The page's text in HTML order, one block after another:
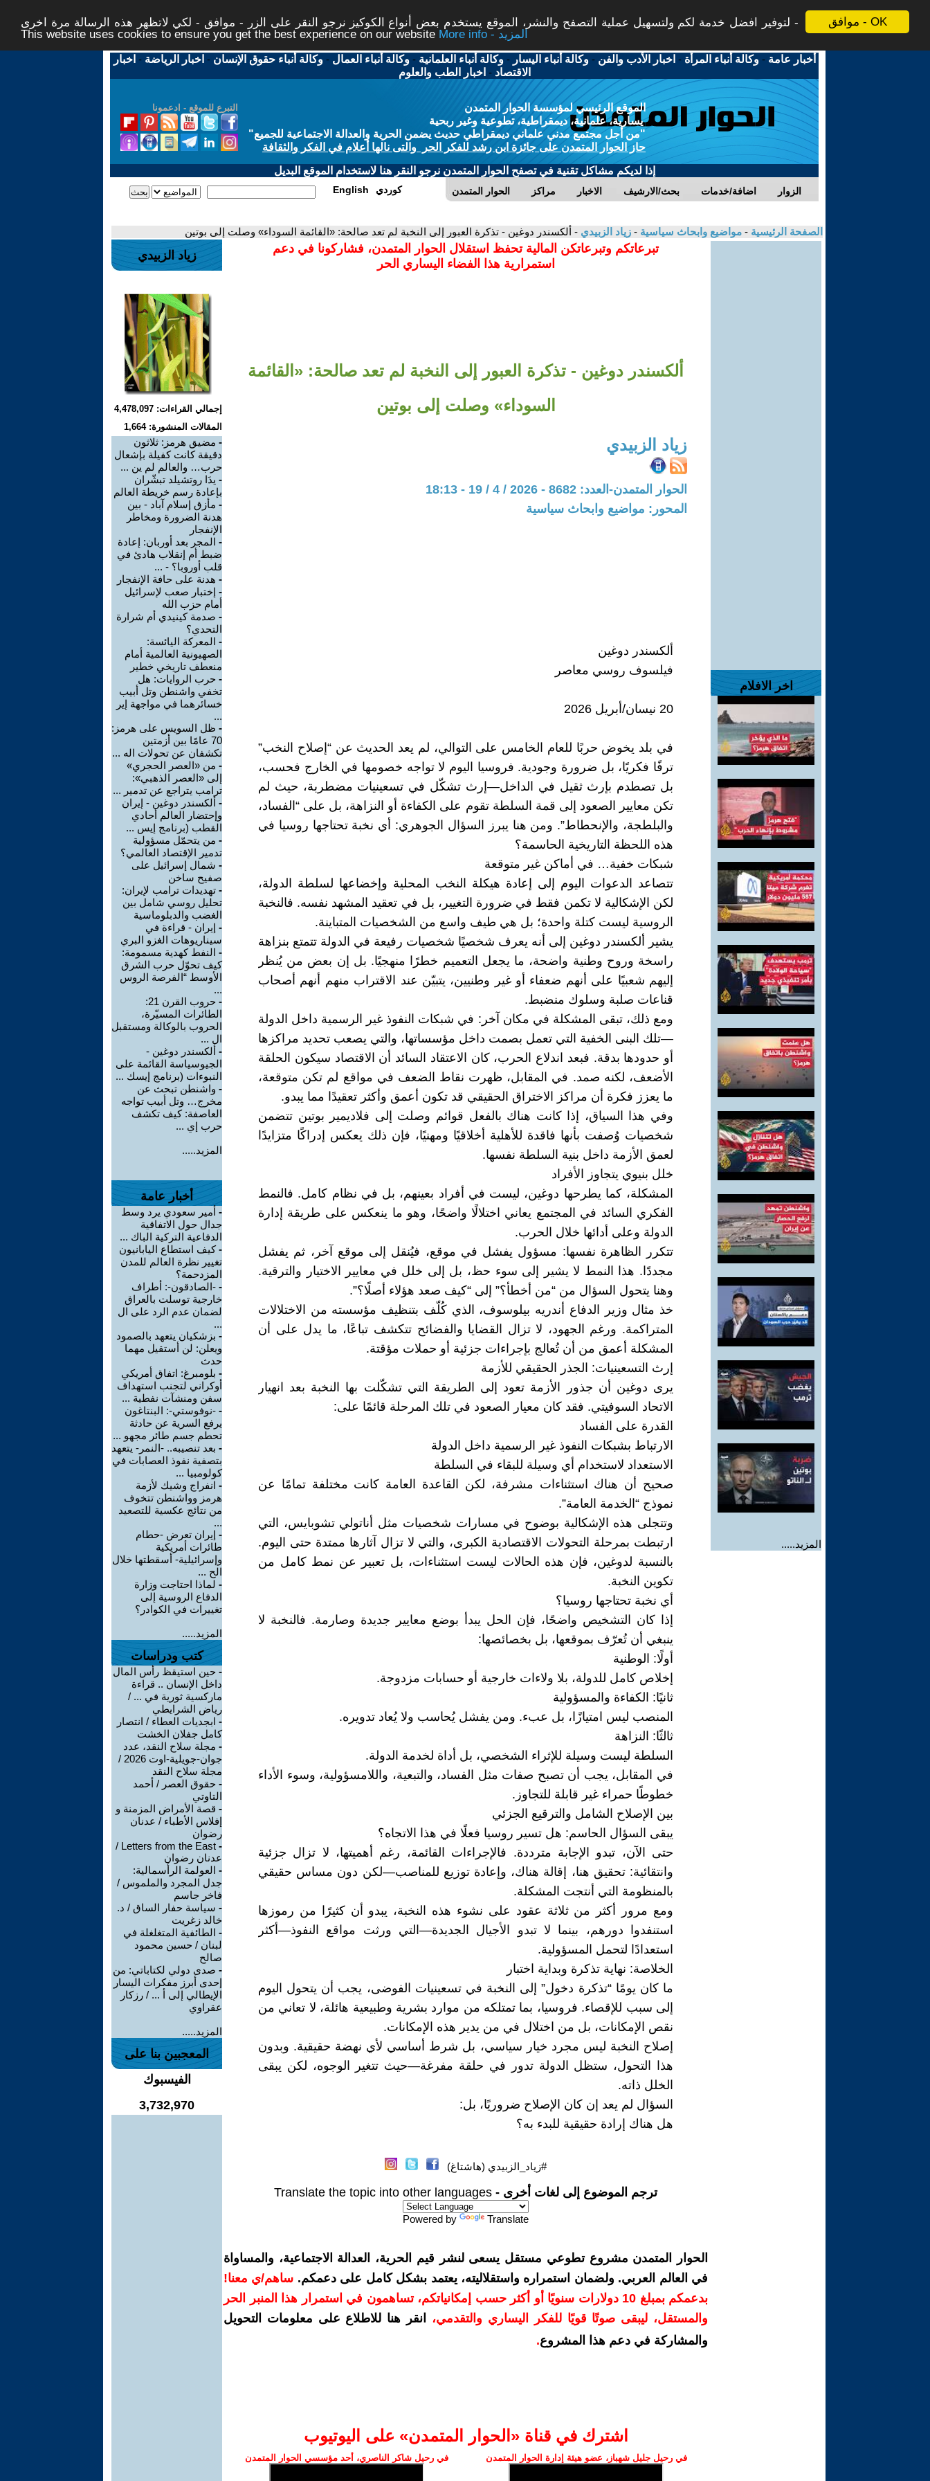
موافق - OK
لتوفير افضل خدمة لكم ولتسهيل عملية التصفح والنشر، الموقع يستخدم بعض أنواع الكوكيز نرجو النقر على الزر - موافق - لكي لاتظهر هذه الرسالة مرة اخرى -
This website uses cookies to ensure you get the best experience on our website
More info - المزيد
أخبار عامة -وكالة أنباء المرأة - اخبار الأدب والفن -وكالة أنباء اليسار -وكالة أنباء العلمانية -وكالة أنباء العمال -وكالة أنباء حقوق الإنسان - اخبار الرياضة - اخبار
الاقتصاد - اخبار الطب والعلوم
التبرع للموقع - ادعمونا
الموقع الرئيسي لمؤسسة الحوار المتمدن
يسارية، علمانية، ديمقراطية، تطوعية وغير ربحية
"من أجل مجتمع مدني علماني ديمقراطي حديث يضمن الحرية والعدالة الاجتماعية للجميع"
حاز الحوار المتمدن على جائزة ابن رشد للفكر الحر والتى نالها أعلام في الفكر والثقافة
إذا لديكم مشاكل تقنية في تصفح الحوار المتمدن نرجو النقر هنا لاستخدام الموقع البديل
الحوار المتمدن مراكز الاخبار بحث/الارشيف اضافة/خدمات الزوار English كوردي
الصفحة الرئيسية - مواضيع وابحاث سياسية - زياد الزبيدي - ألكسندر دوغين - تذكرة العبور إلى النخبة لم تعد صالحة: «القائمة السوداء» وصلت إلى بوتين
اخر الافلام
المزيد.....
تبرعاتكم وتبرعاتكن المالية تحفظ استقلال الحوار المتمدن، فشاركونا في دعم
استمرارية هذا الفضاء اليساري الحر
ألكسندر دوغين - تذكرة العبور إلى النخبة لم تعد صالحة: «القائمة
السوداء» وصلت إلى بوتين
زياد الزبيدي
الحوار المتمدن-العدد: 8682 - 2026 / 4 / 19 - 18:13
المحور: مواضيع وابحاث سياسية
ألكسندر دوغين
فيلسوف روسي معاصر
20 نيسان/أبريل 2026
في بلد يخوض حربًا للعام الخامس على التوالي، لم يعد الحديث عن “إصلاح النخب”
ترفًا فكريًا، بل ضرورة وجودية. فروسيا اليوم لا تواجه خصومها في الخارج فحسب،
بل تصطدم بإرث ثقيل في الداخل—إرث تشكّل في تسعينيات مضطربة، حيث لم
تكن معايير الصعود إلى قمة السلطة تقوم على الكفاءة أو النزاهة، بل على “الفساد،
والبلطجة، والإنحطاط”. ومن هنا يبرز السؤال الجوهري: أي نخبة تحتاجها روسيا في
هذه اللحظة التاريخية الحاسمة؟
شبكات خفية… في أماكن غير متوقعة
تتصاعد الدعوات اليوم إلى إعادة هيكلة النخب المحلية وإخضاعها لسلطة الدولة،
لكن الإشكالية لا تكمن فقط في ضرورة التغيير، بل في تعقيد المشهد نفسه. فالنخبة
الروسية ليست كتلة واحدة؛ بل هي طيف واسع من الشخصيات المتباينة.
يشير ألكسندر دوغين إلى أنه يعرف شخصيًا شخصيات رفيعة في الدولة تتمتع بنزاهة
راسخة وروح وطنية واضحة، ما يجعل التعميم خطرًا منهجيًا. بل إن بعض من يُنظر
إليهم شعبيًا على أنهم ضعفاء أو غير وطنيين، يتبيّن عند الاقتراب منهم أنهم أصحاب
قناعات صلبة وسلوك منضبط.
ومع ذلك، تبقى المشكلة في مكان آخر: في شبكات النفوذ غير الرسمية داخل الدولة
—تلك البنى الخفية التي تعمل بصمت داخل مؤسساتها، والتي يصعب تحديد مراكزها
أو حدودها بدقة. فبعد اندلاع الحرب، كان الاعتقاد السائد أن الاقتصاد سيكون الحلقة
الأضعف، لكنه صمد. في المقابل، ظهرت نقاط الضعف في مواقع لم تكن متوقعة،
ما يعزز فكرة أن مراكز الاختراق الحقيقي قد تكون أعمق وأكثر تعقيدًا مما يبدو.
وفي هذا السياق، إذا كانت هناك بالفعل قوائم وصلت إلى فلاديمير بوتين تتضمن
شخصيات وُصفت بأنها فاقدة للأهلية أخلاقيًا ومهنيًا، فإن ذلك يعكس إدراكًا متزايدًا
لعمق الأزمة داخل بنية السلطة نفسها.
خلل بنيوي يتجاوز الأفراد
المشكلة، كما يطرحها دوغين، ليست في أفراد بعينهم، بل في نظام كامل. فالنمط
الفكري السائد في المجتمع يعاني اختلالًا واضحًا، وهو ما ينعكس على طريقة إدارة
الدولة وعلى أدائها خلال الحرب.
تتكرر الظاهرة نفسها: مسؤول يفشل في موقع، فيُنقل إلى موقع آخر، ثم يفشل
مجددًا. هذا النمط لا يشير إلى سوء حظ، بل إلى خلل في معايير الاختيار والترقية.
وهنا يتحول السؤال من “من أخطأ؟” إلى “كيف صعد هؤلاء أصلًا؟”.
خذ مثال وزير الدفاع أندريه بيلوسوف، الذي كُلّف بتنظيف مؤسسته من الاختلالات
المتراكمة. ورغم الجهود، لا تزال القضايا والفضائح تتكشف تباعًا، ما يدل على أن
المشكلة أعمق من أن تُعالج بإجراءات جزئية أو حملات مؤقتة.
إرث التسعينيات: الجذر الحقيقي للأزمة
يرى دوغين أن جذور الأزمة تعود إلى الطريقة التي تشكّلت بها النخبة بعد انهيار
الاتحاد السوفيتي. فقد كان معيار الصعود في تلك المرحلة قائمًا على:
القدرة على الفساد
الارتباط بشبكات النفوذ غير الرسمية داخل الدولة
الاستعداد لاستخدام أي وسيلة للبقاء في السلطة
صحيح أن هناك استثناءات مشرفة، لكن القاعدة العامة كانت مختلفة تمامًا عن
نموذج “الخدمة العامة”.
وتتجلى هذه الإشكالية بوضوح في مسارات شخصيات مثل أناتولي تشوبايس، التي
ارتبطت بمرحلة التحولات الاقتصادية الكبرى، والتي لا تزال آثارها ممتدة حتى اليوم.
بالنسبة لدوغين، فإن هذه الحالات ليست استثناءات، بل تعبير عن نمط كامل من
تكوين النخبة.
أي نخبة تحتاجها روسيا؟
إذا كان التشخيص واضحًا، فإن الحل يبدأ بوضع معايير جديدة وصارمة. فالنخبة لا
ينبغي أن تُعرّف بموقعها، بل بخصائصها:
أولًا: الوطنية
إخلاص كامل للدولة، بلا ولاءات خارجية أو حسابات مزدوجة.
ثانيًا: الكفاءة والمسؤولية
المنصب ليس امتيازًا، بل عبء. ومن يفشل يُحاسب ولا يُعاد تدويره.
ثالثًا: النزاهة
السلطة ليست وسيلة للإثراء الشخصي، بل أداة لخدمة الدولة.
في المقابل، يجب أن تصبح صفات مثل الفساد، والتبعية، واللامسؤولية، وسوء الأداء
خطوطًا حمراء غير قابلة للتجاوز.
بين الإصلاح الشامل والترقيع الجزئي
يبقى السؤال الحاسم: هل تسير روسيا فعلًا في هذا الاتجاه؟
حتى الآن، تبدو الإجابة مترددة. فالإجراءات القائمة، رغم أهميتها، لا تزال جزئية
وانتقائية: تحقيق هنا، إقالة هناك، وإعادة توزيع للمناصب—لكن دون مساس حقيقي
بالمنظومة التي أنتجت المشكلة.
ومع مرور أكثر من ثلاثة عقود على نشوء هذه النخبة، يبدو أن كثيرًا من رموزها
استنفدوا دورهم، بينما لا تبدو الأجيال الجديدة—التي ورثت مواقع النفوذ—أكثر
استعدادًا لتحمل المسؤولية.
الخلاصة: نهاية تذكرة وبداية اختبار
ما كان يومًا “تذكرة دخول” إلى النخبة في تسعينيات الفوضى، يجب أن يتحول اليوم
إلى سبب للإقصاء. فروسيا، بما تمتلكه من موارد بشرية وطبيعية هائلة، لا تعاني من
نقص الإمكانات، بل من اختلال في من يدير هذه الإمكانات.
إصلاح النخبة ليس مجرد خيار سياسي، بل شرط أساسي لأي نهضة حقيقية. وبدون
هذا التحول، ستظل الدولة تدور في حلقة مفرغة—حيث تتغير الوجوه، لكن يبقى
الخلل ذاته.
السؤال لم يعد إن كان الإصلاح ضروريًا، بل:
هل هناك إرادة حقيقية للبدء به؟
#زياد_الزبيدي (هاشتاغ)
ترجم الموضوع إلى لغات أخرى - Translate the topic into other languages
Powered by Translate
الحوار المتمدن مشروع تطوعي مستقل يسعى لنشر قيم الحرية، العدالة الاجتماعية، والمساواة
في العالم العربي. ولضمان استمراره واستقلاليته، يعتمد بشكل كامل على دعمكم. ساهم/ي معنا!
بدعمكم بمبلغ 10 دولارات سنويًا أو أكثر حسب إمكانياتكم، تساهمون في استمرار هذا المنبر الحر
والمستقل، ليبقى صوتًا قويًا للفكر اليساري والتقدمي،
انقر هنا للاطلاع على معلومات التحويل
والمشاركة في دعم هذا المشروع.
اشترك في قناة ‫«الحوار المتمدن» على اليوتيوب
في رحيل جليل شهباز، عضو هيئة إدارة الحوار المتمدن في رحيل شاكر الناصري، أحد مؤسسي الحوار المتمدن
زياد الزبيدي
إجمالي القراءات: 4,478,097
المقالات المنشورة: 1,664
- مضيق هرمز: ثلاثون
دقيقة كانت كفيلة بإشعال
حرب… والعالم لم ين ...
- يدَا روتشيلد تبشّران
بإعادة رسم خريطة العالم
- مأزق إسلام آباد - بين
هدنة الضرورة ومخاطر
الإنفجار
- المجر بعد أوربان: إعادة
ضبط أم إنقلاب هادئ في
قلب أوروبا؟ - ...
- هدنة على حافة الإنفجار
- إختبار صعب لإسرائيل
أمام حزب الله
- صدمة كينيدي أم شرارة
التحدي؟
- المعركة اليائسة:
الصهيونية العالمية أمام
منعطف تاريخي خطير
- حرب الروايات: هل
تخفي واشنطن وتل أبيب
خسائرهما في مواجهة إير
...
- ظل السويس على هرمز:
70 عامًا بين أزمتين
تكشفان عن تحولات اله ...
- من «العصر الحجري»
إلى «العصر الذهبي»:
ترامب يتراجع عن تدمير ...
- ألكسندر دوغين - إيران
وإحتضار العالم أحادي
القطب (برنامج إيس ...
- من يتحمّل مسؤولية
تدمير الإقتصاد العالمي؟
- شمال إسرائيل على
صفيح ساخن
- تهديدات ترامب لإيران:
تحليل روسي شامل بين
الغضب والدبلوماسية
- إيران - قراءة في
سيناريوهات الغزو البري
- النفط كهدية مسمومة:
كيف تحوّل حرب الشرق
الأوسط “الفرصة الروس
...
-
حروب القرن 21:
الطائرات المسيّرة،
الحروب بالوكالة ومستقبل
ال ...
- ألكسندر دوغين -
الجيوسياسة القائمة على
النبوءات (برنامج إيسك ...
- واشنطن تبحث عن
مخرج… وتل أبيب تواجه
العاصفة: كيف تكشف
حرب إي ...
المزيد.....
أخبار عامة
- أمير سعودي يرد وسط
جدال حول الاتفاقية
الدفاعية التركية الباك ...
-كيف استطاع اليابانيون
تغيير نظرة العالم للمدن
المزدحمة؟
- -الصادقون-: أطراف
خارجية توسلت بالعراق
لضمان عدم الرد على ال
...
- بزشكيان يتعهد بالصمود
ويعلن: لن أستقيل مهما
حدث
- بلومبرغ: اتفاق أمريكي
أوكراني لتجنب استهداف
سفن ومنشآت نفطية ...
- -نوفوستي-: البنتاغون
يرفع السرية عن حادثة
تحطم جسم طائر مجهو ...
- بعد تنصيبه.. -النمر- يتعهد
بتصفية نفوذ العصابات في
كولومبيا ...
- انفراج وشيك لأزمة
هرمز وواشنطن تتخوف
من نتائج عكسية للتصعيد
...
- إيران تعرض -حطام
طائرات أمريكية
وإسرائيلية- أسقطتها خلال
الح ...
- لماذا احتاجت وزارة
الدفاع الروسية إلى
تغييرات في الكوادر؟
المزيد.....
كتب ودراسات
- حين استيقظ رأس المال
داخل الإنسان .. قراءة
ماركسية ثورية في ... /
رياض الشرايطي
- ابجديات العطاء / انتصار
كامل جفلان الخشت
- مجلة سلاح النقد، عدد
جوان-جويلية-اوت 2026 /
مجلة سلاح النقد
- حقوق العصر / أحمد
التاوتي
- قصة الأمراض المزمنة و
إفلاس الأطباء / عدنان
رضوان
-
Letters from the East /
عدنان رضوان
- العولمة الرأسمالية:
جدل المجرد والملموس /
فاخر جاسم
- سياسة حفار الساق / د.
خالد زغريت
- الطائفية المتغلغلة في
لبنان / حسين محمود
صالح
- صدى دولي لكتاباتي: من
إحدى أبرز مفكرات اليسار
الإيطالي إلى أ ... / رزكار
عقراوي
المزيد.....
المعجبين بنا على
الفيسبوك
3,732,970